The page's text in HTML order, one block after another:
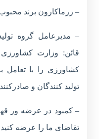
– زرماکارون برند محبوب
– مدیرعامل گروه
قائن: وزارت
کشاورزی را با
تولید کنندگان و
– کمبود در عرضه ور
تقاضای ما را عرضه کنید